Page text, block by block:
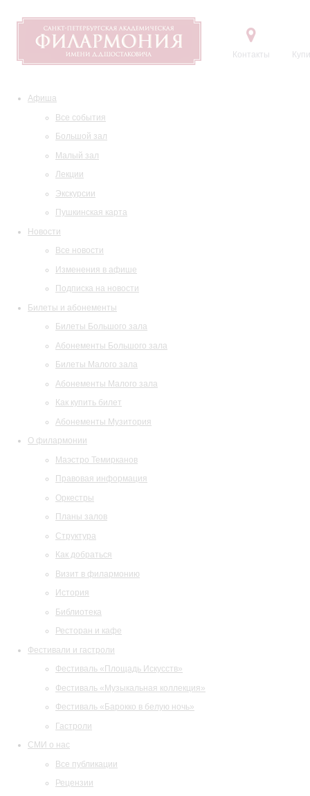
Контакты
Афиша
Все события
Большой зал
Малый зал
Лекции
Экскурсии
Пушкинская карта
Новости
Все новости
Изменения в афише
Подписка на новости
Билеты и абонементы
Билеты Большого зала
Абонементы Большого зала
Билеты Малого зала
Абонементы Малого зала
Как купить билет
Абонементы Музитория
О филармонии
Маэстро Темирканов
Правовая информация
Оркестры
Планы залов
Структура
Как добраться
Визит в филармонию
История
Библиотека
Ресторан и кафе
Фестивали и гастроли
Фестиваль «Площадь Искусств»
Фестиваль «Музыкальная коллекция»
Фестиваль «Барокко в белую ночь»
Гастроли
СМИ о нас
Все публикации
Рецензии